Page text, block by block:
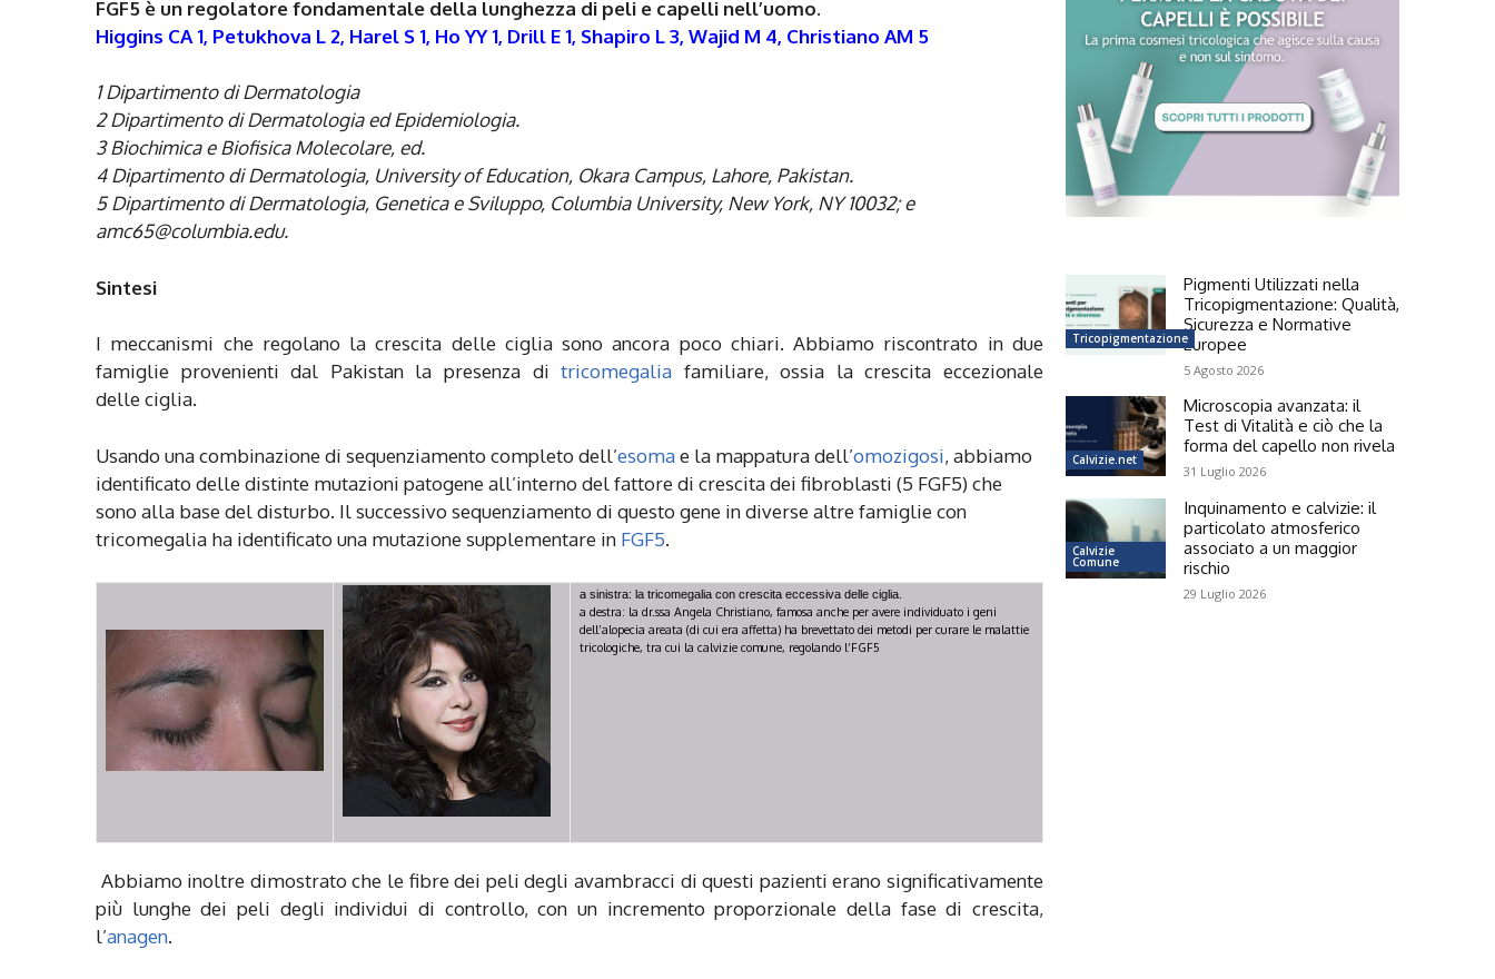
FGF5 è un regolatore fondamentale della lunghezza di peli e capelli nell’uomo.
Higgins CA 1, Petukhova L 2, Harel S 1, Ho YY 1, Drill E 1, Shapiro L 3, Wajid M 4, Christiano AM 5
1 Dipartimento di Dermatologia
2 Dipartimento di Dermatologia ed Epidemiologia.
3 Biochimica e Biofisica Molecolare, ed.
4 Dipartimento di Dermatologia, University of Education, Okara Campus, Lahore, Pakistan.
5 Dipartimento di Dermatologia, Genetica e Sviluppo, Columbia University, New York, NY 10032; e
amc65@columbia.edu.
Sintesi
I meccanismi che regolano la crescita delle ciglia sono ancora poco chiari. Abbiamo riscontrato in due
famiglie provenienti dal Pakistan la presenza ditricomegalia familiare, ossia la crescita eccezionale
delle ciglia.
Usando una combinazione di sequenziamento completo dell’esomae la mappatura dell’omozigosi, abbiamo
identificato delle distinte mutazioni patogene all’interno del fattore di crescita dei fibroblasti (5 FGF5) che
sono alla base del disturbo. Il successivo sequenziamento di questo gene in diverse altre famiglie con
tricomegalia ha identificato una mutazione supplementare in FGF5.
a sinistra: la tricomegalia con crescita eccessiva delle ciglia.
a destra: la dr.ssa Angela Christiano, famosa anche per avere individuato i geni
dell’alopecia areata (di cui era affetta) ha brevettato dei metodi per curare le malattie
tricologiche, tra cui la calvizie comune, regolando l’FGF5
Abbiamo inoltre dimostrato che le fibre dei peli degli avambracci di questi pazienti erano significativamente
più lunghe dei peli degli individui di controllo, con un incremento proporzionale della fase di crescita,
l’anagen.
Tricopigmentazione
Pigmenti Utilizzati nella
Tricopigmentazione: Qualità,
Sicurezza e Normative
Europee
5 Agosto 2026
Calvizie.net
Microscopia avanzata: il
Test di Vitalità e ciò che la
forma del capello non rivela
31 Luglio 2026
Calvizie
Comune
Inquinamento e calvizie: il
particolato atmosferico
associato a un maggior
rischio
29 Luglio 2026